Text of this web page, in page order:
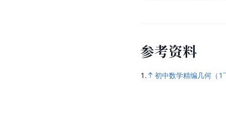
参考资料
1. 初中数学精编几何（1